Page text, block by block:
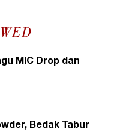
MIC Drop dan
Bedak Tabur